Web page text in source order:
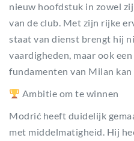
nieuw hoofdstuk in zowel
van de club. Met zijn rijke
staat van dienst brengt hij
vaardigheden, maar ook
fundamenten van Milan
Ambitie om te winnen
Modrić heeft duidelijk
met middelmatigheid. Hij